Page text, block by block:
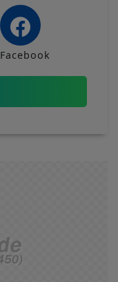
Facebook